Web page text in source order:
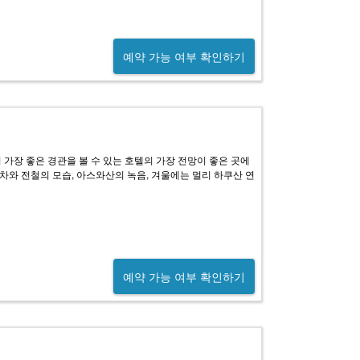
예약 가능 여부 확인하기
장 좋은 경관을 볼 수 있는 호텔의 가장 전망이 좋은 곳에
전철의 모습, 아스와산의 녹음, 겨울에는 멀리 하쿠산 연
예약 가능 여부 확인하기